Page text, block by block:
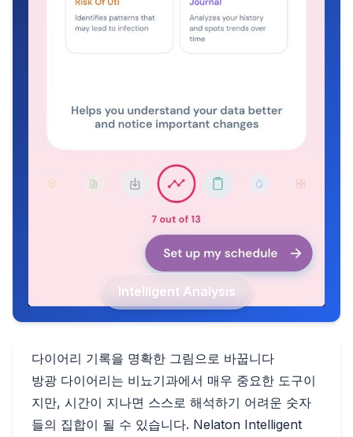
Intelligent Analysis
다이어리 기록을 명확한 그림으로 바꿉니다
방광 다이어리는 비뇨기과에서 매우 중요한 도구이
지만, 시간이 지나면 스스로 해석하기 어려운 숫자
들의 집합이 될 수 있습니다. Nelaton Intelligent